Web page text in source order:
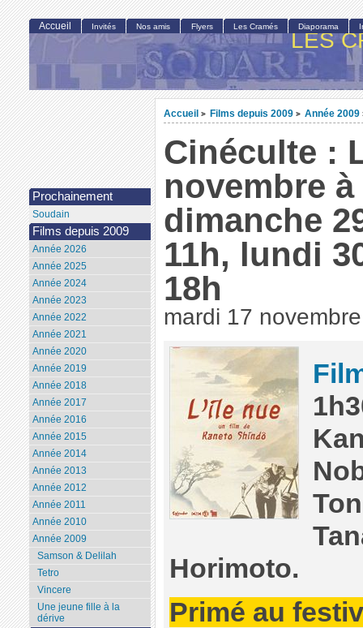
LES
Accueil > Films depuis 2009 > Année 2009
Cinéculte :
novembre à
dimanche
11h, lundi
18h
mardi 17
Horimoto.
Primé au
Accueil Invités Nos amis Flyers Les Cramés Diaporama
Prochainement
Soudain
Films depuis 2009
Année 2026
Année 2025
Année 2024
Année 2023
Année 2022
Année 2021
Année 2020
Année 2019
Année 2018
Année 2017
Année 2016
Année 2015
Année 2014
Année 2013
Année 2012
Année 2011
Année 2010
Année 2009
Samson & Delilah
Tetro
Vincere
Une jeune fille à la
dérive